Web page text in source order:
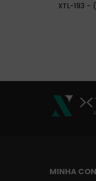
XTL-193 -
MINHA